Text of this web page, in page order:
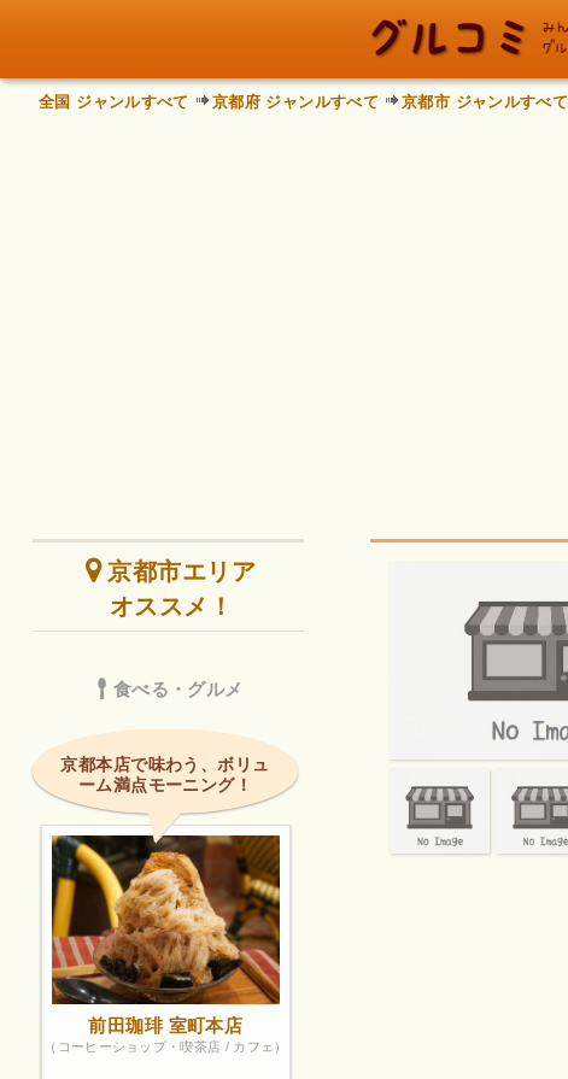
全国 ジャンルすべて 京都府 ジャンルすべて
京都市 ジャンルすべて
京都市エリア
オススメ！
食べる・グルメ
京都本店で味わう、ボリュ
ーム満点モーニング！
前田珈琲 室町本店
（コーヒーショップ・喫茶店 / カフェ）